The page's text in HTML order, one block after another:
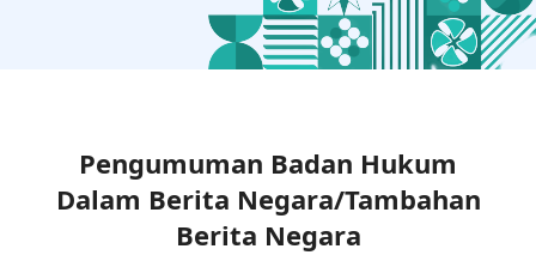
Pengumuman Badan Hukum
Dalam Berita Negara/Tambahan
Berita Negara